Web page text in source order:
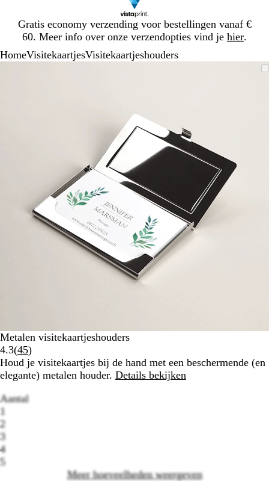
Gratis economy verzending voor bestellingen vanaf €
60. Meer info over onze verzendopties vind je hier.
1
HomeVisitekaartjesVisitekaartjeshouders
vouwen
om
te
zoomen
pijltjestoetsen
om
te
zwenken
Metalen visitekaartjeshouders
4.3(45Lees
45
klantbeoordelingen
)
Houd je visitekaartjes bij de hand met een beschermende (en
elegante) metalen houder. Details bekijken
Aantal
1
2
3
4
5
Meer hoeveelheden weergeven